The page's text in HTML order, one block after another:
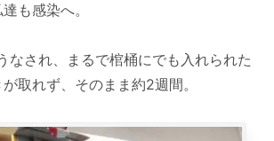
も感染へ。
され、まるで棺桶にでも入れられた
取れず、そのまま約2週間。